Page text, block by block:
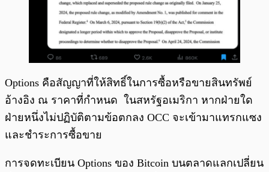
Options คือสัญญาที่ให้สิทธิ์ในการซื้อหรือขายสินทรัพย์
อ้างอิง ณ ราคาที่กำหนด ในสหรัฐอเมริกา หากฝ่ายใด
ฝ่ายหนึ่งไม่ปฏิบัติตามข้อตกลง OCC จะเข้ามาแทรกแซง
และชำระการซื้อขาย
การจดทะเบียน Options ของ Bitcoin บนตลาดแลกเปลี่ยน